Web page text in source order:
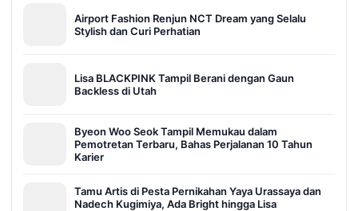
Airport Fashion Renjun NCT Dream yang Selalu
Stylish dan Curi Perhatian
Lisa BLACKPINK Tampil Berani dengan Gaun
Backless di Utah
Byeon Woo Seok Tampil Memukau dalam
Pemotretan Terbaru, Bahas Perjalanan 10 Tahun
Karier
Tamu Artis di Pesta Pernikahan Yaya Urassaya dan
Nadech Kugimiya, Ada Bright hingga Lisa